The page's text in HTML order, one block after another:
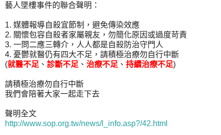
藝人墜樓事件的聯合聲明：
1. 媒體報導自殺宜節制，避免傳染效應
2. 關懷包容自殺者家屬親友，勿簡化原因或過度苛責
3. 一問二應三轉介，人人都是自殺防治守門人
4. 憂鬱就醫仍有四大不足，請積極治療勿自行中斷
(就醫不足 、 診斷不足 、 治療不足 、 持續治療不足)
請積極治療勿自行中斷
我們會陪著大家一起走下去
聲明全文
http://www.sop.org.tw/news/l_info.asp?/42.html